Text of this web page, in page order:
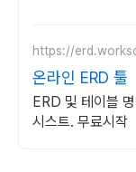
https://
온라인 ERD 툴
ERD 및 테이블
시스트. 무료시작